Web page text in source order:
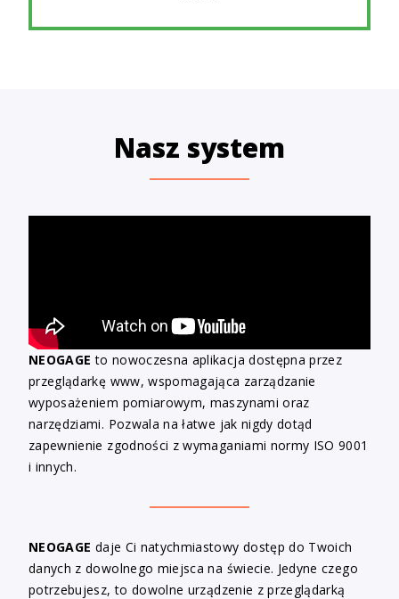
Nasz system
NEOGAGE to nowoczesna aplikacja dostępna przez
przeglądarkę www, wspomagająca zarządzanie
wyposażeniem pomiarowym, maszynami oraz
narzędziami. Pozwala na łatwe jak nigdy dotąd
zapewnienie zgodności z wymaganiami normy ISO 9001
i innych.
NEOGAGE daje Ci natychmiastowy dostęp do Twoich
danych z dowolnego miejsca na świecie. Jedyne czego
potrzebujesz, to dowolne urządzenie z przeglądarką